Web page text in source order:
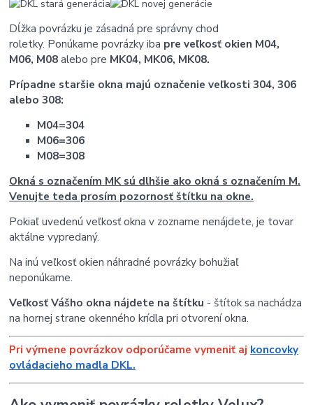
Dĺžka povrázku je zásadná pre správny chod
roletky. Ponúkame povrázky iba pre veľkosť okien M04,
M06, M08alebo pre MK04, MK06, MK08.
Prípadne staršie okna majú označenie veľkosti 304, 306
alebo 308:
M04=304
M06=306
M08=308
Okná s označením MK sú dlhšie ako okná s označením M.
Venujte teda prosím pozornosť štítku na okne.
Pokiaľ uvedenú veľkosť okna v zozname nenájdete, je tovar
aktálne vypredaný.
Na inú veľkosť okien náhradné povrázky bohužiaľ
neponúkame.
Veľkosť Vášho okna nájdete na štítku - štítok sa nachádza
na hornej strane okenného krídla pri otvorení okna.
Pri výmene povrázkov odporúčame vymeniť aj koncovky
ovládacieho madla DKL.